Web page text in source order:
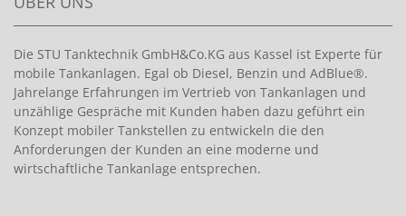
Die STU Tanktechnik GmbH&Co.KG aus Kassel ist Experte für
mobile Tankanlagen. Egal ob Diesel, Benzin und AdBlue®.
Jahrelange Erfahrungen im Vertrieb von Tankanlagen und
unzählige Gespräche mit Kunden haben dazu geführt ein
Konzept mobiler Tankstellen zu entwickeln die den
Anforderungen der Kunden an eine moderne und
wirtschaftliche Tankanlage entsprechen.